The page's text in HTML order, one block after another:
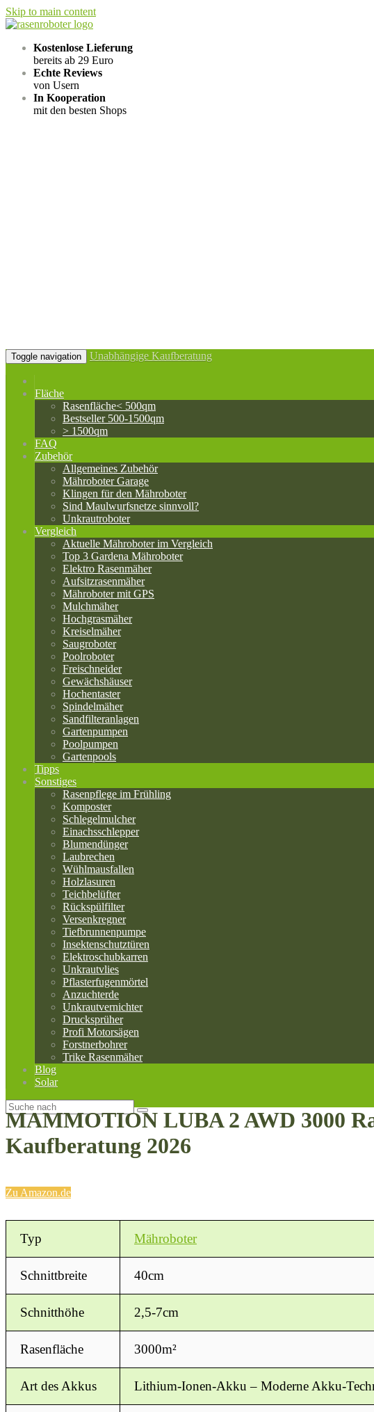
Skip to main content
Kostenlose Lieferung
bereits ab 29 Euro
Echte Reviews
von Usern
In Kooperation
mit den besten Shops
Toggle navigation Unabhängige Kaufberatung
Fläche
Rasenfläche< 500qm
Bestseller 500-1500qm
> 1500qm
FAQ
Zubehör
Allgemeines Zubehör
Mähroboter Garage
Klingen für den Mähroboter
Sind Maulwurfsnetze sinnvoll?
Unkrautroboter
Vergleich
Aktuelle Mähroboter im Vergleich
Top 3 Gardena Mähroboter
Elektro Rasenmäher
Aufsitzrasenmäher
Mähroboter mit GPS
Mulchmäher
Hochgrasmäher
Kreiselmäher
Saugroboter
Poolroboter
Freischneider
Gewächshäuser
Hochentaster
Spindelmäher
Sandfilteranlagen
Gartenpumpen
Poolpumpen
Gartenpools
Tipps
Sonstiges
Rasenpflege im Frühling
Komposter
Schlegelmulcher
Einachsschlepper
Blumendünger
Laubrechen
Wühlmausfallen
Holzlasuren
Teichbelüfter
Rückspülfilter
Versenkregner
Tiefbrunnenpumpe
Insektenschutztüren
Elektroschubkarren
Unkrautvlies
Pflasterfugenmörtel
Anzuchterde
Unkrautvernichter
Drucksprüher
Profi Motorsägen
Forstnerbohrer
Trike Rasenmäher
Blog
Solar
MAMMOTION LUBA 2 AWD 3000
Kaufberatung 2026
Zu Amazon.de
Typ Mähroboter
Schnittbreite 40cm
Schnitthöhe 2,5-7cm
Rasenfläche 3000m²
Art des Akkus Lithium-Ionen-Akku – Moderne Akku-